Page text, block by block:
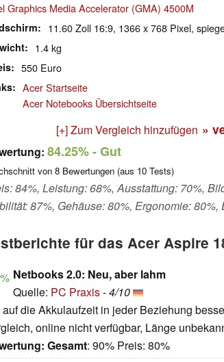
Graphics Media Accelerator (GMA) 4500M
11.60 Zoll 16:9, 1366 x 768 Pixel,
1.4 kg
550 Euro
Acer Startseite
Acer Notebooks Übersichtseite
[+] Zum Vergleich hinzufügen »
84.25%- Gut
von 8 Bewertungen (aus 10 Tests)
84%, Leistung: 68%, Ausstattung: 70%,
87%, Gehäuse: 80%, Ergonomie:
für das Acer Aspire
Netbooks 2.0: Neu, aber lahm
Quelle: PC Praxis-4/10
auf die Akkulaufzeit in jeder Beziehung
online nicht verfügbar, Länge
Gesamt: 90% Preis: 80%